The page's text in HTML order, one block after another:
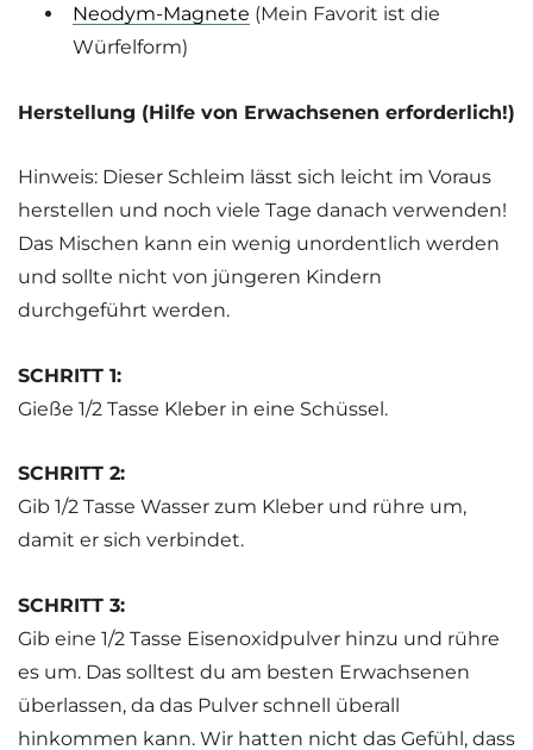
Neodym-Magnete (Mein Favorit ist die
Würfelform)
Herstellung (Hilfe von Erwachsenen erforderlich!)
Hinweis: Dieser Schleim lässt sich leicht im Voraus
herstellen und noch viele Tage danach verwenden!
Das Mischen kann ein wenig unordentlich werden
und sollte nicht von jüngeren Kindern
durchgeführt werden.
SCHRITT 1:
Gieße 1/2 Tasse Kleber in eine Schüssel.
SCHRITT 2:
Gib 1/2 Tasse Wasser zum Kleber und rühre um,
damit er sich verbindet.
SCHRITT 3:
Gib eine 1/2 Tasse Eisenoxidpulver hinzu und rühre
es um. Das solltest du am besten Erwachsenen
überlassen, da das Pulver schnell überall
hinkommen kann. Wir hatten nicht das Gefühl, dass